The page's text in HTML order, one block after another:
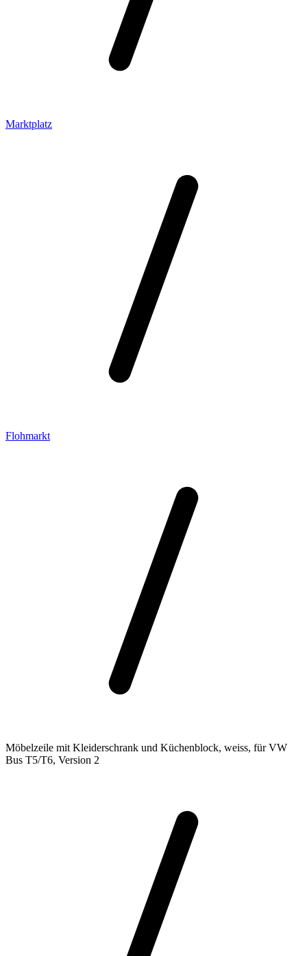
Marktplatz
Flohmarkt
Möbelzeile mit Kleiderschrank und Küchenblock, weiss, für VW
Bus T5/T6, Version 2